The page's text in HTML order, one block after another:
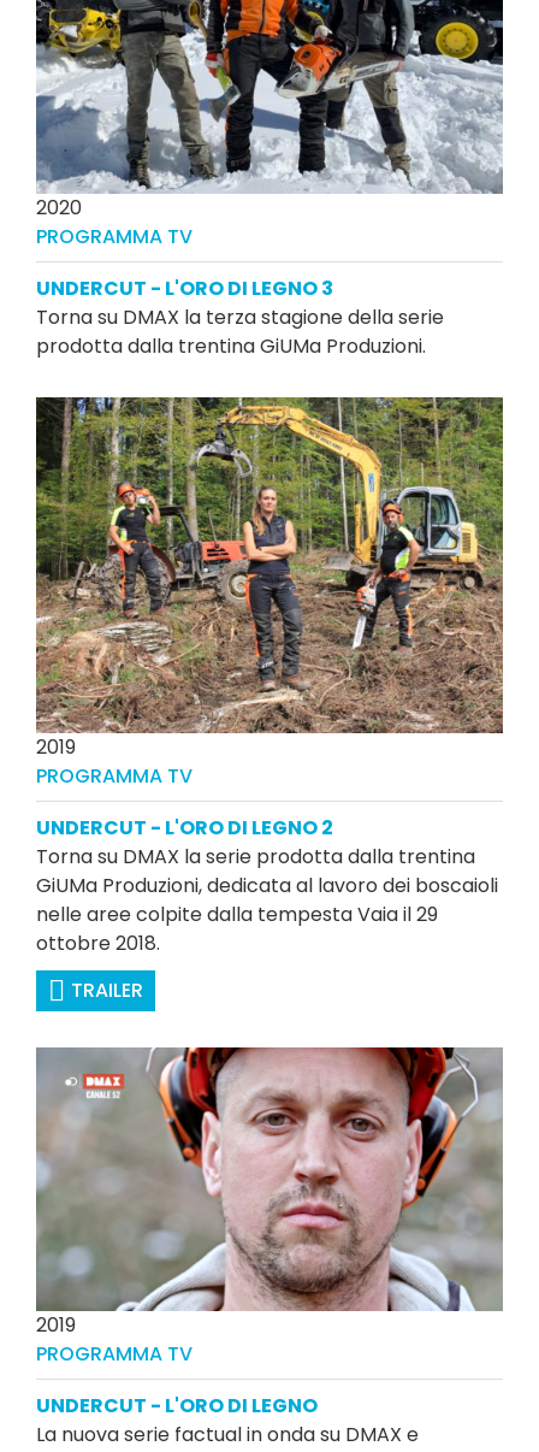
2020
PROGRAMMA TV
UNDERCUT - L'ORO DI LEGNO 3
Torna su DMAX la terza stagione della serie
prodotta dalla trentina GiUMa Produzioni.
2019
PROGRAMMA TV
UNDERCUT - L'ORO DI LEGNO 2
Torna su DMAX la serie prodotta dalla trentina
GiUMa Produzioni, dedicata al lavoro dei boscaioli
nelle aree colpite dalla tempesta Vaia il 29
ottobre 2018.
TRAILER
2019
PROGRAMMA TV
UNDERCUT - L'ORO DI LEGNO
La nuova serie factual in onda su DMAX e